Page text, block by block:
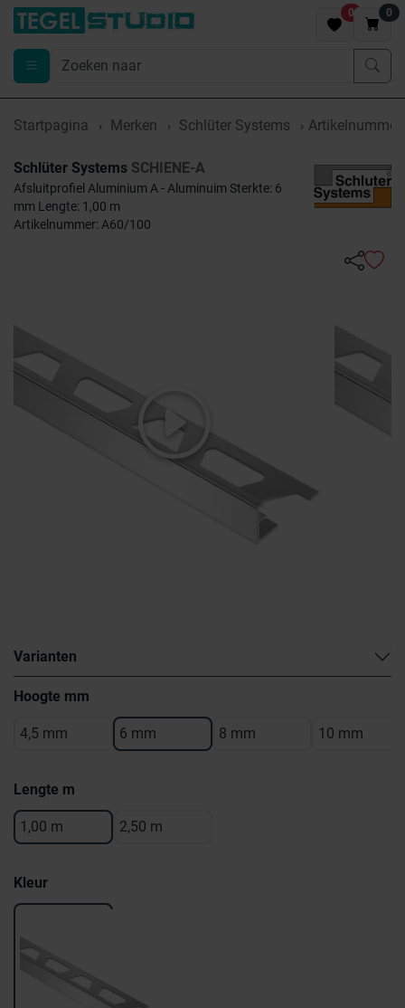
0 0
Startpagina Merken Schlüter Systems
Schlüter Systems SCHIENE-A
Afsluitprofiel Aluminium A - Aluminuim Sterkte: 6
mm Lengte: 1,00 m
Artikelnummer: A60/100
Varianten
Hoogte mm
4,5 mm 6 mm 8 mm 10 mm
Lengte m
1,00 m 2,50 m
Kleur